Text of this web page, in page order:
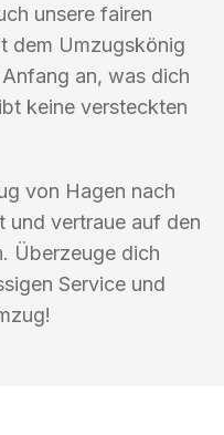
unsere fairen
dem Umzugskönig
an, was dich
keine versteckten
von Hagen nach
und vertraue auf den
Überzeuge dich
Service und